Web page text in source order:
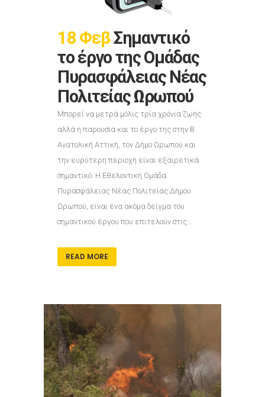
18 ΦεβΣημαντικό
το έργο της Ομάδας
Πυρασφάλειας Νέας
Πολιτείας Ωρωπού
Μπορεί να μετρά μόλις τρία χρόνια ζωής
αλλά η παρουσία και το έργο της στην Β.
Ανατολική Αττική, τον Δήμο Ωρωπού και
την ευρύτερη περιοχή είναι εξαιρετικά
σημαντικό. Η Εθελοντική Ομάδα
Πυρασφάλειας Νέας Πολιτείας Δήμου
Ωρωπού, είναι ένα ακόμα δείγμα του
σημαντικού έργου που επιτελούν στις...
READ MORE